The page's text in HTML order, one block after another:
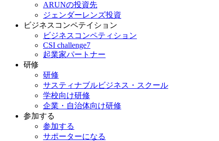
ARUNの投資先
ジェンダーレンズ投資
ビジネスコンペテイション
ビジネスコンペティション
CSI challenge7
起業家パートナー
研修
研修
サスティナブルビジネス・スクール
学校向け研修
企業・自治体向け研修
参加する
参加する
サポーターになる